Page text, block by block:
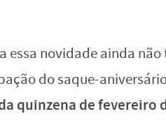
essa novidade ainda
do saque-
quinzena de fevereiro